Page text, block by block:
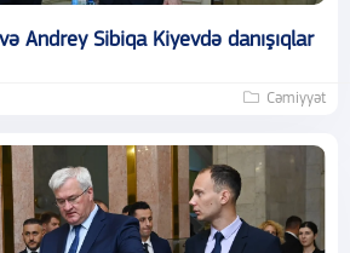
Andrey Sibiqa Kiyevdə danışıqlar
Cəmiyyət